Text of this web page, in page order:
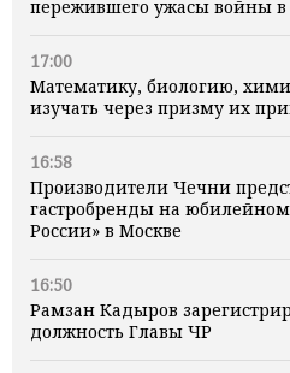
пережившего ужасы войны в
17:00
Математику, биологию,
изучать через призму их
16:58
Производители Чечни
гастробренды на
России» в Москве
16:50
Рамзан Кадыров
должность Главы ЧР